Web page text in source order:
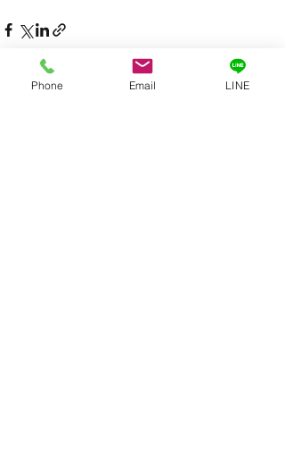
Phone Email LINE